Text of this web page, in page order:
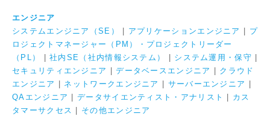
エンジニア
システムエンジニア（SE）
アプリケーションエンジニア
プ
ロジェクトマネージャー（PM）・プロジェクトリーダー
（PL）
|社内SE（社内情報システム） システム運用・保守
セキュリティエンジニア
|データベースエンジニア
クラウド
エンジニア
ネットワークエンジニア サーバーエンジニア
QAエンジニア
|データサイエンティスト・アナリスト
カス
タマーサクセス
その他エンジニア